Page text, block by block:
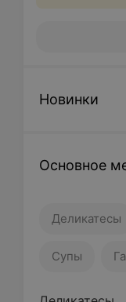
Новинки
Основное
Деликатесы
Супы